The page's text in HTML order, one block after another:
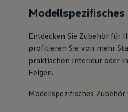
Modellspezifisches
Entdecken Sie Zubehör für
profitieren Sie von mehr
praktischen Interieur oder
Felgen.
Modellspezifisches Zubehör